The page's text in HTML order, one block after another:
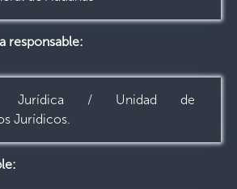
responsable:
Jurídica / Unidad de
Jurídicos.